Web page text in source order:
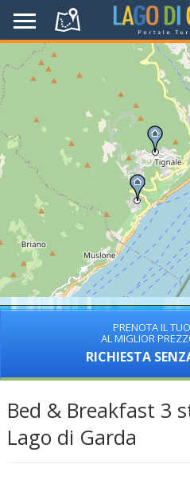
PRENOTA IL
AL MIGLIOR
RICHIESTA
Bed & Breakfast 3
Lago di Garda